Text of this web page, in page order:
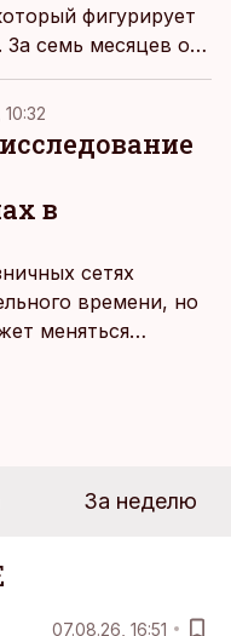
фигурирует
семь месяцев он
на 4 миллиона
10:32
в
сетях
времени, но
меняться
За неделю
07.08.26, 16:51